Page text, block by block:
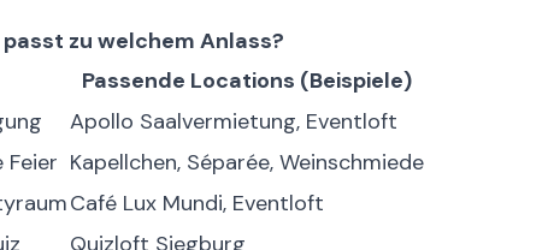
zu welchem Anlass?
Passende Locations (Beispiele)
Apollo Saalvermietung, Eventloft
Kapellchen, Séparée, Weinschmiede
Café Lux Mundi, Eventloft
Quizloft Siegburg